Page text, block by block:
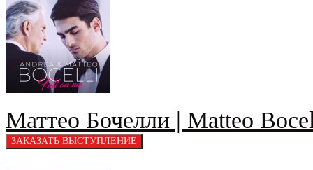
Маттео Бочелли | Matteo